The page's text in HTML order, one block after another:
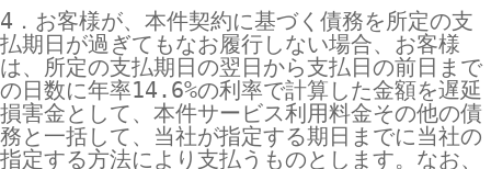
4．お客様が、本件契約に基づく債務を所定の支
払期日が過ぎてもなお履行しない場合、お客様
は、所定の支払期日の翌日から支払日の前日まで
の日数に年率14.6%の利率で計算した金額を遅延
損害金として、本件サービス利用料金その他の債
務と一括して、当社が指定する期日までに当社の
指定する方法により支払うものとします。なお、